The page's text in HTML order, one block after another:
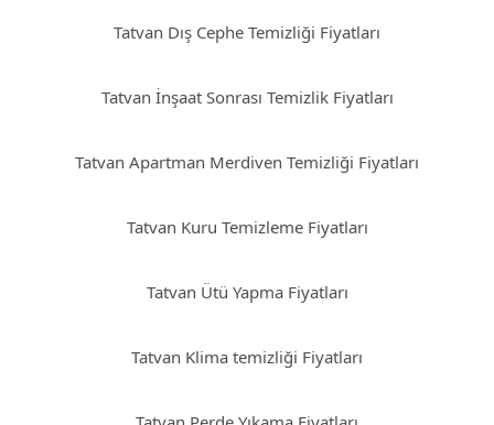
Tatvan Dış Cephe Temizliği Fiyatları
Tatvan İnşaat Sonrası Temizlik Fiyatları
Tatvan Apartman Merdiven Temizliği Fiyatları
Tatvan Kuru Temizleme Fiyatları
Tatvan Ütü Yapma Fiyatları
Tatvan Klima temizliği Fiyatları